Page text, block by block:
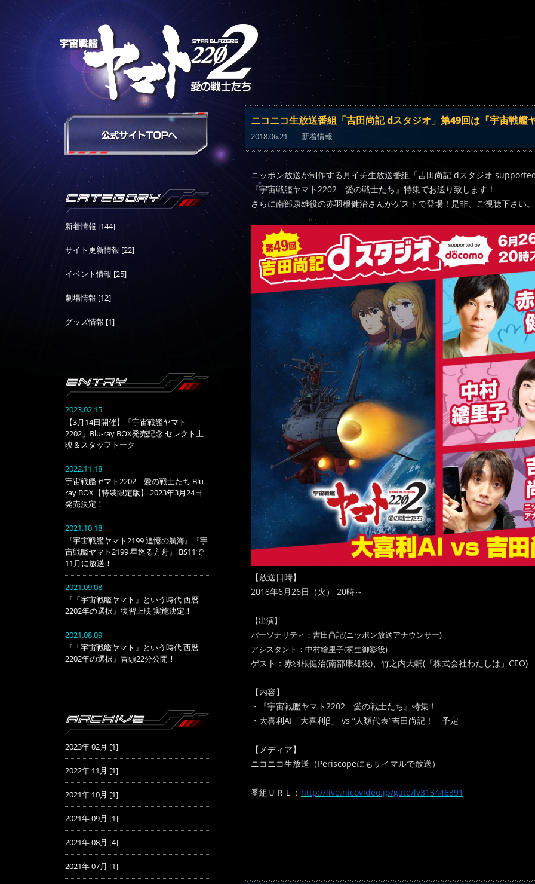
ニコニコ生放送番組「吉田尚記 dスタジオ」第49回は『宇宙戦艦
2018.06.21 新着情報
ニッポン放送が制作する月イチ生放送番組「吉田尚記 dスタジオ
『宇宙戦艦ヤマト2202 愛の戦士たち』特集でお送り致します！
さらに南部康雄役の赤羽根健治さんがゲストで登場！是非、ご視聴下さい。
【放送日時】
2018年6月26日（火） 20時～
【出演】
パーソナリティ：吉田尚記(ニッポン放送アナウンサー)
アシスタント：中村繪里子(桐生御影役)
ゲスト：赤羽根健治(南部康雄役)、竹之内大輔(「株式会社わたしは」CEO)
【内容】
・『宇宙戦艦ヤマト2202 愛の戦士たち』特集！
・大喜利AI「大喜利β」 vs “人類代表”吉田尚記！ 予定
【メディア】
ニコニコ生放送（Periscopeにもサイマルで放送）
番組ＵＲＬ： http://live.nicovideo.jp/gate/lv313446391
新着情報 [144]
サイト更新情報 [22]
イベント情報 [25]
劇場情報 [12]
グッズ情報 [1]
2023.02.15
【3月14日開催】「宇宙戦艦ヤマト
2202」Blu-ray BOX発売記念 セレクト上
映＆スタッフトーク
2022.11.18
宇宙戦艦ヤマト2202 愛の戦士たち Blu-
ray BOX【特装限定版】 2023年3月24日
発売決定！
2021.10.18
『宇宙戦艦ヤマト2199 追憶の航海』『宇
宙戦艦ヤマト2199 星巡る方舟』 BS11で
11月に放送！
2021.09.08
『「宇宙戦艦ヤマト」という時代 西暦
2202年の選択』復習上映 実施決定！
2021.08.09
『「宇宙戦艦ヤマト」という時代 西暦
2202年の選択』冒頭22分公開！
2023年 02月 [1]
2022年 11月 [1]
2021年 10月 [1]
2021年 09月 [1]
2021年 08月 [4]
2021年 07月 [1]